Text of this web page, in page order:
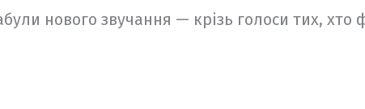
нового звучання — крізь голоси тих, хто